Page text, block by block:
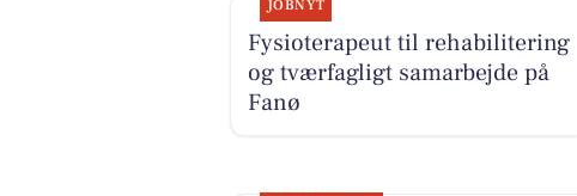
JOBNYT
Fysioterapeut til rehabilitering
og tværfagligt samarbejde på
Fanø